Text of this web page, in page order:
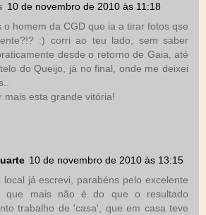
10 de novembro de 2010 às 11:18
o homem da CGD que ia a tirar fotos qse
:) corri ao teu lado, sem saber
desde o retorno de Gaia, até
do Queijo, já no final, onde me deixei
mais esta grande vitória!
10 de novembro de 2010 às 13:15
local já escrevi, parabéns pelo excelente
que mais não é do que o resultado
trabalho de 'casa', que em casa teve